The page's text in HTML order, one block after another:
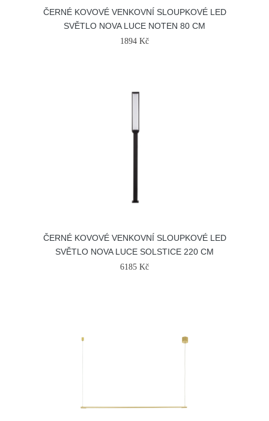
ČERNÉ KOVOVÉ VENKOVNÍ SLOUPKOVÉ LED
SVĚTLO NOVA LUCE NOTEN 80 CM
1894 Kč
ČERNÉ KOVOVÉ VENKOVNÍ SLOUPKOVÉ LED
SVĚTLO NOVA LUCE SOLSTICE 220 CM
6185 Kč